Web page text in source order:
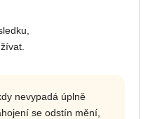
nevypadá úplně
se odstín mění,